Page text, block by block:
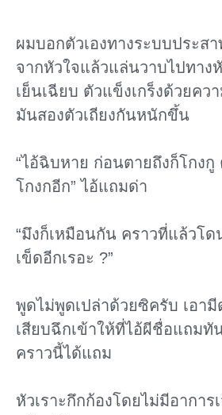
ผมบอกตัวเองทางระบบประส
จากหัวใจแล้วแล่นวาบไปทาง
เย็นเฉียบ ตัวแข็งเกร็งด้วยค
มันสองตัวเถียงกันหนักขึ้น
“ไอ้ฉิบหาย ก่อนตายถึงก็โกงกู
โกงกอีก” ไอ้แถมด่า
“มึงก็เหมือนกัน คราวที่แล้วโด
เข็ดอีกเรอะ ?”
พูดไม่พูดเปล่าด้วยซิครับ เอา
เสียบฉึกเข้าให้ที่ไอ้ผีชื่อแถมทั
คราวนี้ได้แถม
หัวเราะกึกก้องโดยไม่มีอาการ